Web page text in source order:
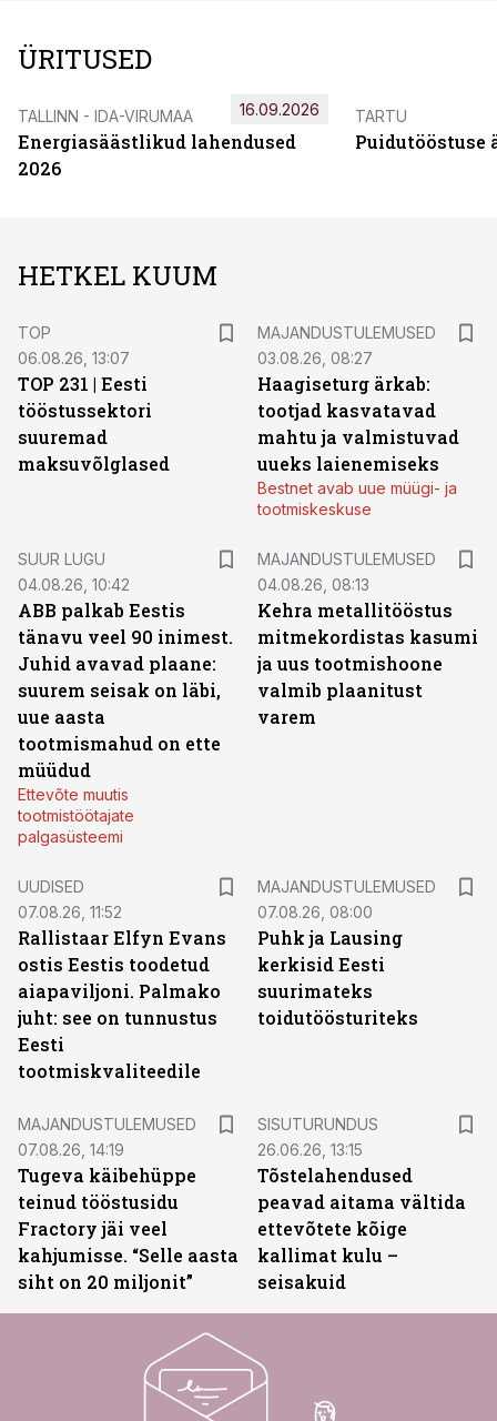
ÜRITUSED
TALLINN - IDA-VIRUMAA
Energiasäästlikud lahendused
2026
16.09.2026 TARTU
Puidutööstuse
HETKEL KUUM
TOP
06.08.26, 13:07
TOP 231 | Eesti
tööstussektori
suuremad
maksuvõlglased
MAJANDUSTULEMUSED
03.08.26, 08:27
Haagiseturg ärkab:
tootjad kasvatavad
mahtu ja valmistuvad
uueks laienemiseks
Bestnet avab uue müügi- ja
tootmiskeskuse
SUUR LUGU
04.08.26, 10:42
ABB palkab Eestis
tänavu veel 90 inimest.
Juhid avavad plaane:
suurem seisak on läbi,
uue aasta
tootmismahud on ette
müüdud
Ettevõte muutis
tootmistöötajate
palgasüsteemi
MAJANDUSTULEMUSED
04.08.26, 08:13
Kehra metallitööstus
mitmekordistas kasumi
ja uus tootmishoone
valmib plaanitust
varem
UUDISED
07.08.26, 11:52
Rallistaar Elfyn Evans
ostis Eestis toodetud
aiapaviljoni. Palmako
juht: see on tunnustus
Eesti
tootmiskvaliteedile
MAJANDUSTULEMUSED
07.08.26, 08:00
Puhk ja Lausing
kerkisid Eesti
suurimateks
toidutöösturiteks
MAJANDUSTULEMUSED
07.08.26, 14:19
Tugeva käibehüppe
teinud tööstusidu
Fractory jäi veel
kahjumisse. “Selle aasta
siht on 20 miljonit”
SISUTURUNDUS
26.06.26, 13:15
Tõstelahendused
peavad aitama vältida
ettevõtete kõige
kallimat kulu –
seisakuid